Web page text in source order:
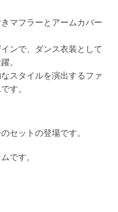
マフラーとアームカバー
ンで、ダンス衣装として
。
スタイルを演出するファ
す。
セットの登場です。
です。